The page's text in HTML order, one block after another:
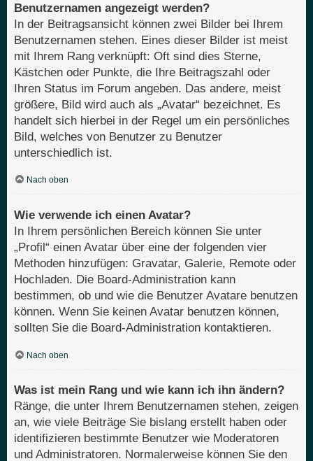
Benutzernamen angezeigt werden?
In der Beitragsansicht können zwei Bilder bei Ihrem
Benutzernamen stehen. Eines dieser Bilder ist meist
mit Ihrem Rang verknüpft: Oft sind dies Sterne,
Kästchen oder Punkte, die Ihre Beitragszahl oder
Ihren Status im Forum angeben. Das andere, meist
größere, Bild wird auch als „Avatar“ bezeichnet. Es
handelt sich hierbei in der Regel um ein persönliches
Bild, welches von Benutzer zu Benutzer
unterschiedlich ist.
Nach oben
Wie verwende ich einen Avatar?
In Ihrem persönlichen Bereich können Sie unter
„Profil“ einen Avatar über eine der folgenden vier
Methoden hinzufügen: Gravatar, Galerie, Remote oder
Hochladen. Die Board-Administration kann
bestimmen, ob und wie die Benutzer Avatare benutzen
können. Wenn Sie keinen Avatar benutzen können,
sollten Sie die Board-Administration kontaktieren.
Nach oben
Was ist mein Rang und wie kann ich ihn ändern?
Ränge, die unter Ihrem Benutzernamen stehen, zeigen
an, wie viele Beiträge Sie bislang erstellt haben oder
identifizieren bestimmte Benutzer wie Moderatoren
und Administratoren. Normalerweise können Sie den